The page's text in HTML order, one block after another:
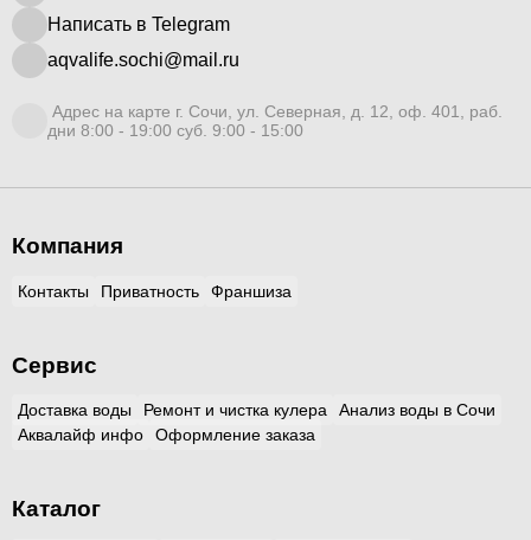
Написать в Telegram
aqvalife.sochi@mail.ru
Адрес на карте г. Сочи, ул. Северная, д. 12, оф. 401, раб.
дни 8:00 - 19:00 суб. 9:00 - 15:00
Компания
Контакты Приватность Франшиза
Сервис
Доставка воды Ремонт и чистка кулера
Анализ воды в Сочи
Аквалайф инфо
Оформление заказа
Каталог